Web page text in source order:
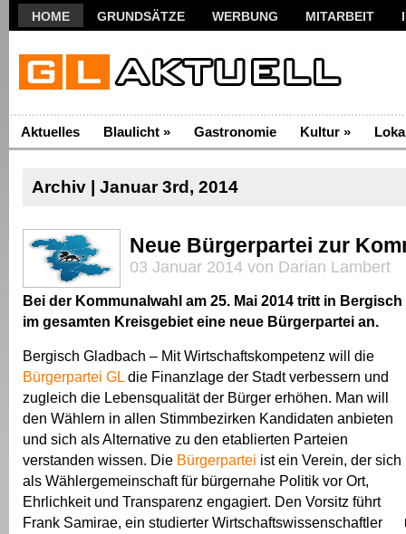
HOME GRUNDSÄTZE WERBUNG MITARBEIT
Aktuelles Blaulicht » Gastronomie Kultur »
Archiv | Januar 3rd, 2014
Neue Bürgerpartei zur
03 Januar 2014 von Darian Lambert
Bei der Kommunalwahl am 25. Mai 2014 tritt in
im gesamten Kreisgebiet eine neue Bürgerpartei an.
Bergisch Gladbach – Mit Wirtschaftskompetenz will die
Bürgerpartei GL die Finanzlage der Stadt verbessern und
zugleich die Lebensqualität der Bürger erhöhen. Man will
den Wählern in allen Stimmbezirken Kandidaten anbieten
und sich als Alternative zu den etablierten Parteien
verstanden wissen. Die Bürgerpartei ist ein Verein, der sich
als Wählergemeinschaft für bürgernahe Politik vor Ort,
Ehrlichkeit und Transparenz engagiert. Den Vorsitz führt
Frank Samirae, ein studierter Wirtschaftswissenschaftler